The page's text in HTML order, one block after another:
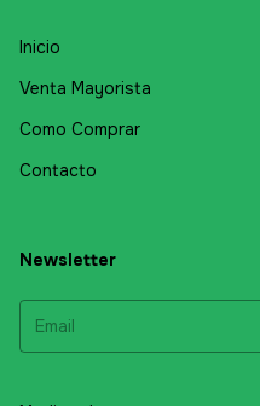
Inicio
Venta Mayorista
Como Comprar
Contacto
Newsletter